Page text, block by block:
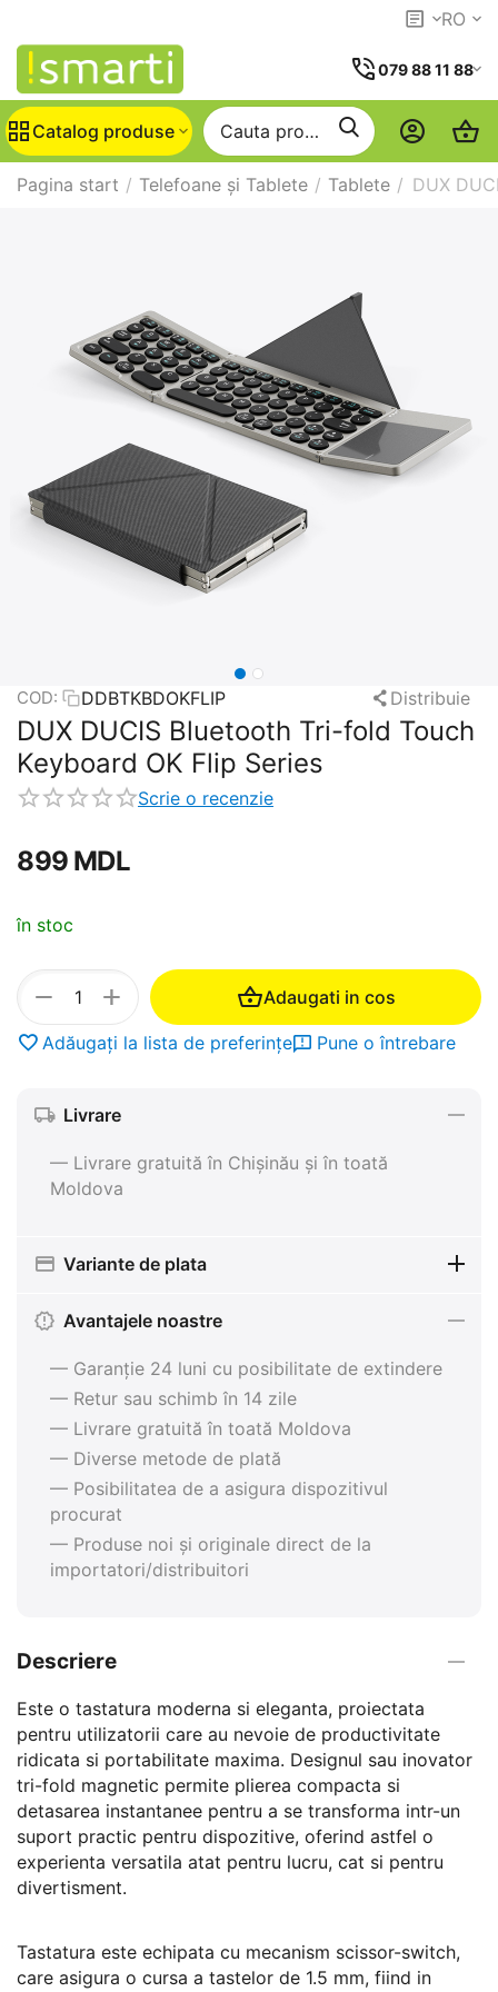
RO
079 88 11 88
Catalog produse
Pagina start / Telefoane și Tablete / Tablete / DUX
COD: DDBTKBDOKFLIP Distribuie
DUX DUCIS Bluetooth Tri-fold Touch
Keyboard OK Flip Series
Scrie o recenzie
‍899‍ MDL
în stoc
+
− Adaugati in cos
Adăugați la lista de preferințe Pune o întrebare
Livrare
— Livrare gratuită în Chișinău și în toată
Moldova
Variante de plata
Avantajele noastre
— Garanție 24 luni cu posibilitate de extindere
— Retur sau schimb în 14 zile
— Livrare gratuită în toată Moldova
— Diverse metode de plată
— Posibilitatea de a asigura dispozitivul
procurat
— Produse noi și originale direct de la
importatori/distribuitori
Descriere
Este o tastatura moderna si eleganta, proiectata
pentru utilizatorii care au nevoie de productivitate
ridicata si portabilitate maxima. Designul sau inovator
tri-fold magnetic permite plierea compacta si
detasarea instantanee pentru a se transforma intr-un
suport practic pentru dispozitive, oferind astfel o
experienta versatila atat pentru lucru, cat si pentru
divertisment.
Tastatura este echipata cu mecanism scissor-switch,
care asigura o cursa a tastelor de 1.5 mm, fiind in